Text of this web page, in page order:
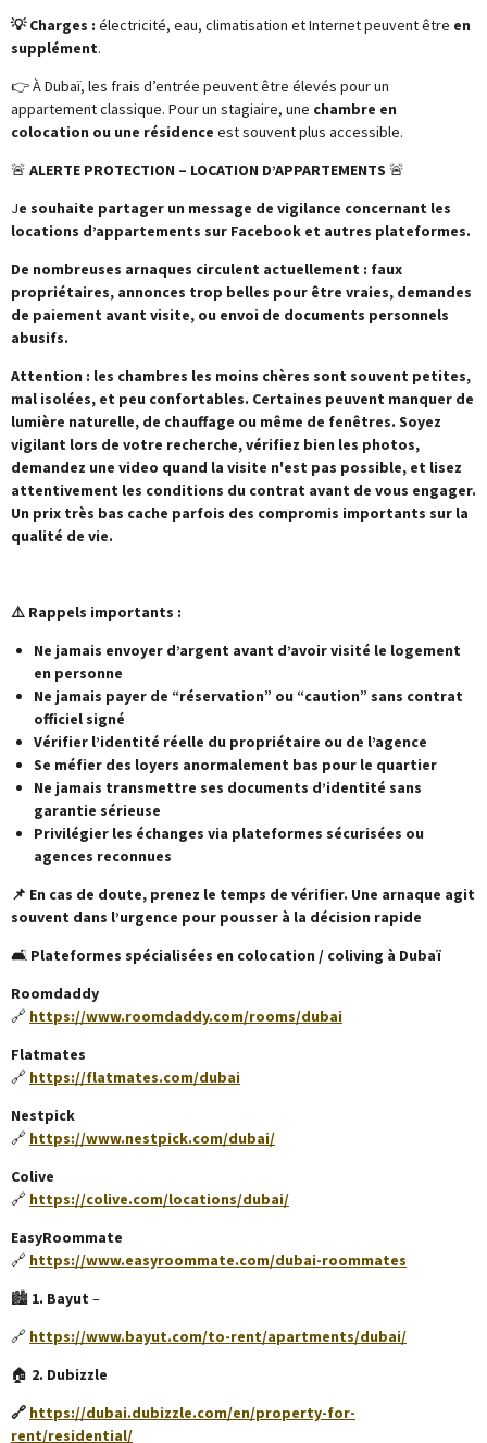
💡 Charges : électricité, eau, climatisation et Internet peuvent être en
supplément.
👉 À Dubaï, les frais d’entrée peuvent être élevés pour un
appartement classique. Pour un stagiaire, une chambre en
colocation ou une résidence est souvent plus accessible.
🚨 ALERTE PROTECTION – LOCATION D’APPARTEMENTS 🚨
Je souhaite partager un message de vigilance concernant les
locations d’appartements sur Facebook et autres plateformes.
De nombreuses arnaques circulent actuellement : faux
propriétaires, annonces trop belles pour être vraies, demandes
de paiement avant visite, ou envoi de documents personnels
abusifs.
Attention : les chambres les moins chères sont souvent petites,
mal isolées, et peu confortables. Certaines peuvent manquer de
lumière naturelle, de chauffage ou même de fenêtres. Soyez
vigilant lors de votre recherche, vérifiez bien les photos,
demandez une video quand la visite n'est pas possible, et lisez
attentivement les conditions du contrat avant de vous engager.
Un prix très bas cache parfois des compromis importants sur la
qualité de vie.
⚠️ Rappels importants :
Ne jamais envoyer d’argent avant d’avoir visité le logement
en personne
Ne jamais payer de “réservation” ou “caution” sans contrat
officiel signé
Vérifier l’identité réelle du propriétaire ou de l’agence
Se méfier des loyers anormalement bas pour le quartier
Ne jamais transmettre ses documents d’identité sans
garantie sérieuse
Privilégier les échanges via plateformes sécurisées ou
agences reconnues
📌 En cas de doute, prenez le temps de vérifier. Une arnaque agit
souvent dans l’urgence pour pousser à la décision rapide
🛋️ Plateformes spécialisées en colocation / coliving à Dubaï
Roomdaddy
🔗 https://www.roomdaddy.com/rooms/dubai
Flatmates
🔗 https://flatmates.com/dubai
Nestpick
🔗 https://www.nestpick.com/dubai/
Colive
🔗 https://colive.com/locations/dubai/
EasyRoommate
🔗 https://www.easyroommate.com/dubai-roommates
🏙️ 1. Bayut –
🔗 https://www.bayut.com/to-rent/apartments/dubai/
🏠 2. Dubizzle
🔗 https://dubai.dubizzle.com/en/property-for-
rent/residential/